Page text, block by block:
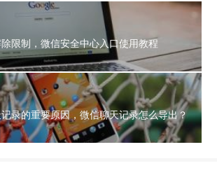
限制，微信安全中心入口使用教程
录的重要原因，微信聊天记录怎么导出？